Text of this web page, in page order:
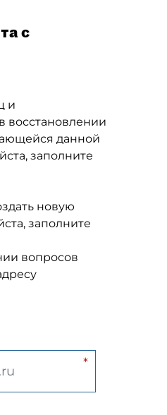
с
и
восстановлении
данной
заполните
новую
заполните
вопросов